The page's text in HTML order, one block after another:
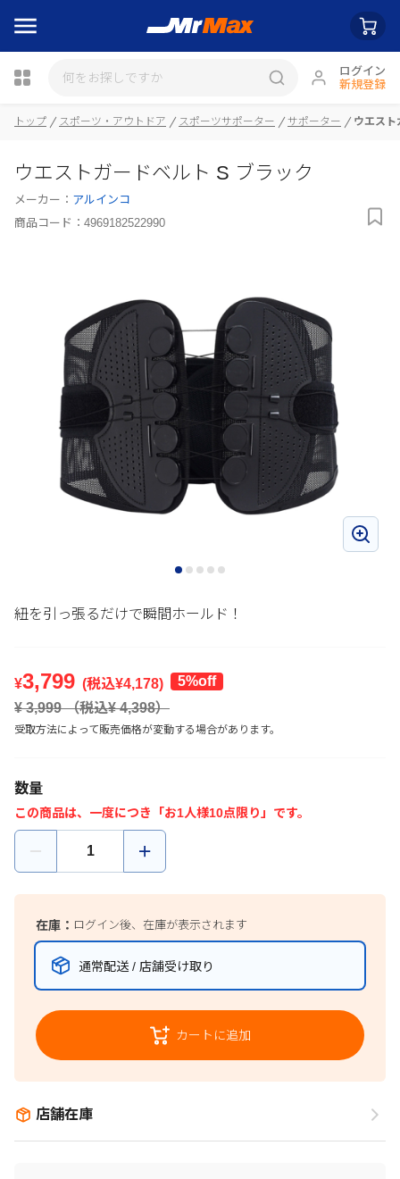
ログイン
新規登録
トップ スポーツ・アウトドア スポーツサポーター サポーター ウエスト
ウエストガードベルト S ブラック
メーカー： アルインコ
商品コード： 4969182522990
紐を引っ張るだけで瞬間ホールド！
¥3,799 (税込¥4,178)
5%off
¥ 3,999（税込¥4,398）
受取方法によって販売価格が変動する場合があります。
数量
この商品は、一度につき「お1人様10点限り」です。
在庫： ログイン後、在庫が表示されます
通常配送 / 店舗受け取り
カートに追加
店舗在庫